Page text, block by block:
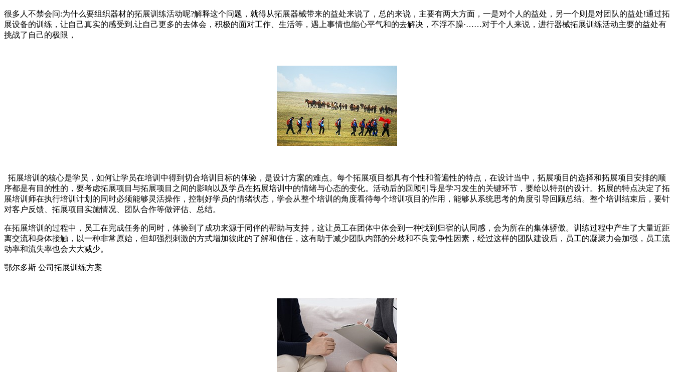
很多人不禁会问:为什么要组织器材的拓展训练活动呢?解释这个问题，就得从拓展器械带来的益处来说了，总的来说，主要有两大方面，一是对个人的益处，另一个则是对团队的益处!通过拓
展设备的训练，让自己真实的感受到,让自己更多的去体会，积极的面对工作、生活等，遇上事情也能心平气和的去解决，不浮不躁·……对于个人来说，进行器械拓展训练活动主要的益处有
挑战了自己的极限，
拓展培训的核心是学员，如何让学员在培训中得到切合培训目标的体验，是设计方案的难点。每个拓展项目都具有个性和普遍性的特点，在设计当中，拓展项目的选择和拓展项目安排的顺
序都是有目的性的，要考虑拓展项目与拓展项目之间的影响以及学员在拓展培训中的情绪与心态的变化。活动后的回顾引导是学习发生的关键环节，要给以特别的设计。拓展的特点决定了拓
展培训师在执行培训计划的同时必须能够灵活操作，控制好学员的情绪状态，学会从整个培训的角度看待每个培训项目的作用，能够从系统思考的角度引导回顾总结。整个培训结束后，要针
对客户反馈、拓展项目实施情况、团队合作等做评估、总结。
在拓展培训的过程中，员工在完成任务的同时，体验到了成功来源于同伴的帮助与支持，这让员工在团体中体会到一种找到归宿的认同感，会为所在的集体骄傲。训练过程中产生了大量近距
离交流和身体接触，以一种非常原始，但却强烈刺激的方式增加彼此的了解和信任，这有助于减少团队内部的分歧和不良竞争性因素，经过这样的团队建设后，员工的凝聚力会加强，员工流
动率和流失率也会大大减少。
鄂尔多斯 公司拓展训练方案